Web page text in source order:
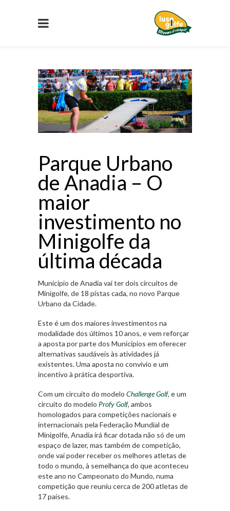
Parque Urbano
de Anadia – O
maior
investimento no
Minigolfe da
última década
Município de Anadia vai ter dois circuitos de
Minigolfe, de 18 pistas cada, no novo Parque
Urbano da Cidade.
Este é um dos maiores investimentos na
modalidade dos últimos 10 anos, e vem reforçar
a aposta por parte dos Municípios em oferecer
alternativas saudáveis às atividades já
existentes. Uma aposta no convívio e um
incentivo à prática desportiva.
Com um circuito do modelo Challenge Golf, e um
circuito do modelo Profy Golf, ambos
homologados para competições nacionais e
internacionais pela Federação Mundial de
Minigolfe, Anadia irá ficar dotada não só de um
espaço de lazer, mas também de competição,
onde vai poder receber os melhores atletas de
todo o mundo, à semelhança do que aconteceu
este ano no Campeonato do Mundo, numa
competição que reuniu cerca de 200 atletas de
17 países.